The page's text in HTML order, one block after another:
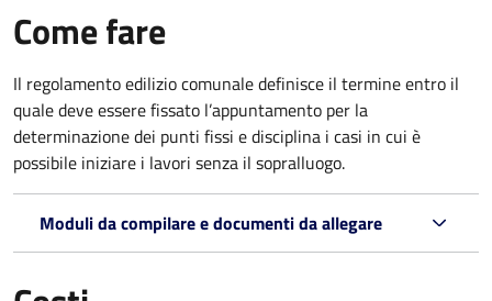
Come fare
Il regolamento edilizio comunale definisce il termine entro il
quale deve essere fissato l’appuntamento per la
determinazione dei punti fissi e disciplina i casi in cui è
possibile iniziare i lavori senza il sopralluogo.
Moduli da compilare e documenti da allegare